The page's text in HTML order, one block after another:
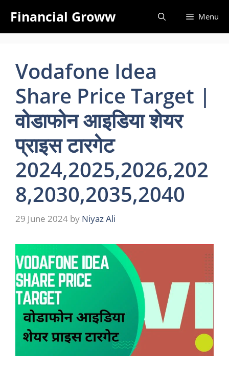
content
Financial Groww Menu
Vodafone Idea
Share Price Target |
वोडाफोन आइडिया शेयर
प्राइस टारगेट
2024,2025,2026,202
8,2030,2035,2040
29 June 2024 by Niyaz Ali